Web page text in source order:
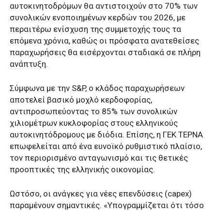
αυτοκινητοδρόμων θα αντιστοιχούν στο 70% των
συνολικών ενοποιημένων κερδών του 2026, με
περαιτέρω ενίσχυση της συμμετοχής τους τα
επόμενα χρόνια, καθώς οι πρόσφατα ανατεθείσες
παραχωρήσεις θα εισέρχονται σταδιακά σε πλήρη
ανάπτυξη.
Σύμφωνα με την S&P, ο κλάδος παραχωρήσεων
αποτελεί βασικό μοχλό κερδοφορίας,
αντιπροσωπεύοντας το 85% των συνολικών
χιλιομέτρων κυκλοφορίας στους ελληνικούς
αυτοκινητόδρομους με διόδια. Επίσης, η ΓΕΚ ΤΕΡΝΑ
επωφελείται από ένα ευνοϊκό ρυθμιστικό πλαίσιο,
τον περιορισμένο ανταγωνισμό και τις θετικές
προοπτικές της ελληνικής οικονομίας.
Ωστόσο, οι ανάγκες για νέες επενδύσεις (capex)
παραμένουν σημαντικές. «Υπογραμμίζεται ότι τόσο